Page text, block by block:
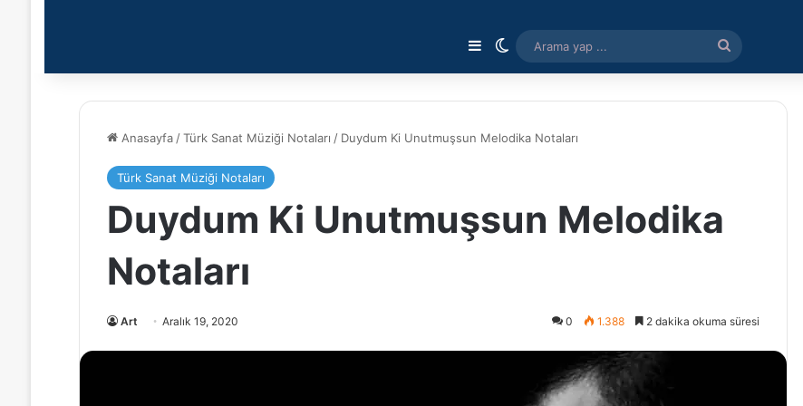
Kenar Bölmesi
Dış görünümü değiştir
Arama
yap
Anasayfa /Türk Sanat Müziği Notaları / Duydum Ki Unutmuşsun Melodika Notaları
Türk Sanat Müziği Notaları
Duydum Ki Unutmuşsun Melodika
Notaları
Art Aralık 19, 2020 0 1.388 2 dakika okuma süresi